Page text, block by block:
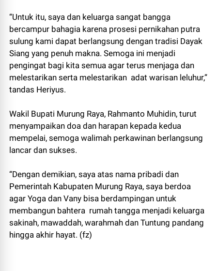
“Untuk itu, saya dan keluarga sangat bangga
bercampur bahagia karena prosesi pernikahan putra
sulung kami dapat berlangsung dengan tradisi Dayak
Siang yang penuh makna. Semoga ini menjadi
pengingat bagi kita semua agar terus menjaga dan
melestarikan serta melestarikan adat warisan leluhur,”
tandas Heriyus.
Wakil Bupati Murung Raya, Rahmanto Muhidin, turut
menyampaikan doa dan harapan kepada kedua
mempelai, semoga walimah perkawinan berlangsung
lancar dan sukses.
“Dengan demikian, saya atas nama pribadi dan
Pemerintah Kabupaten Murung Raya, saya berdoa
agar Yoga dan Vany bisa berdampingan untuk
membangun bahtera rumah tangga menjadi keluarga
sakinah, mawaddah, warahmah dan Tuntung pandang
hingga akhir hayat. (fz)